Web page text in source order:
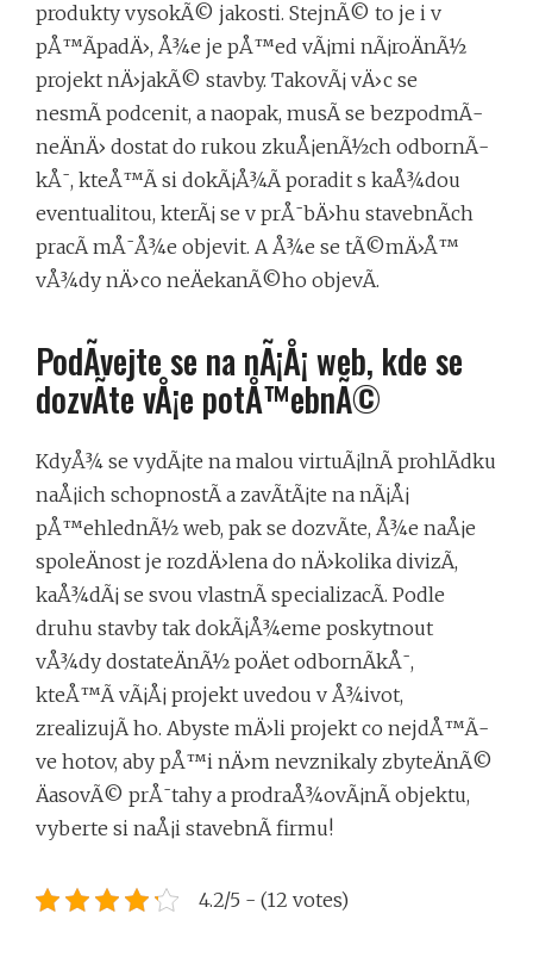
produkty vysokÃ© jakosti. StejnÃ© to je i v
pÅ™Ã­padÄ›, Å¾e je pÅ™ed vÃ¡mi nÃ¡roÄnÃ½
projekt nÄ›jakÃ© stavby. TakovÃ¡ vÄ›c se
nesmÃ­ podcenit, a naopak, musÃ­ se bezpodmÃ­
neÄnÄ› dostat do rukou zkuÅ¡enÃ½ch odbornÃ­
kÅ¯, kteÅ™Ã­ si dokÃ¡Å¾Ã­ poradit s kaÅ¾dou
eventualitou, kterÃ¡ se v prÅ¯bÄ›hu stavebnÃ­ch
pracÃ­ mÅ¯Å¾e objevit. A Å¾e se tÃ©mÄ›Å™
vÅ¾dy nÄ›co neÄekanÃ©ho objevÃ­.
PodÃ­vejte se na nÃ¡Å¡ web, kde se
dozvÃ­te vÅ¡e potÅ™ebnÃ©
KdyÅ¾ se vydÃ¡te na malou virtuÃ¡lnÃ­ prohlÃ­dku
naÅ¡ich schopnostÃ­ a zavÃ­tÃ¡te na nÃ¡Å¡
pÅ™ehlednÃ½ web, pak se dozvÃ­te, Å¾e naÅ¡e
spoleÄnost je rozdÄ›lena do nÄ›kolika divizÃ­,
kaÅ¾dÃ¡ se svou vlastnÃ­ specializacÃ­. Podle
druhu stavby tak dokÃ¡Å¾eme poskytnout
vÅ¾dy dostateÄnÃ½ poÄet odbornÃ­kÅ¯,
kteÅ™Ã­ vÃ¡Å¡ projekt uvedou v Å¾ivot,
zrealizujÃ­ ho. Abyste mÄ›li projekt co nejdÅ™Ã­
ve hotov, aby pÅ™i nÄ›m nevznikaly zbyteÄnÃ©
ÄasovÃ© prÅ¯tahy a prodraÅ¾ovÃ¡nÃ­ objektu,
vyberte si naÅ¡i stavebnÃ­ firmu!
4.2/5 - (12 votes)